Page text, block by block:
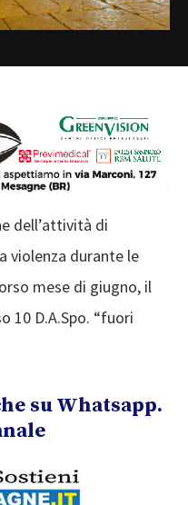
dell’attività di
violenza durante le
mese di giugno, il
10 D.A.Spo. “fuori
su Whatsapp.